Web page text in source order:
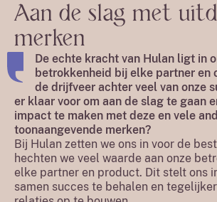
Aan de slag met
merken
De echte kracht van Hulan ligt in
betrokkenheid bij elke partner en
de drijfveer achter veel van onze
er klaar voor om aan de slag te gaan
impact te maken met deze en vele
toonaangevende merken?
Bij Hulan zetten we ons in voor de
hechten we veel waarde aan onze
elke partner en product. Dit stelt ons
samen succes te behalen en